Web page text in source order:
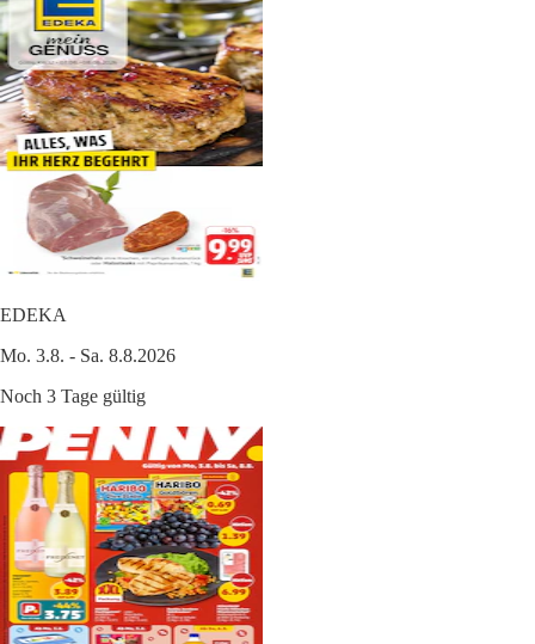
EDEKA
Mo. 3.8. - Sa. 8.8.2026
Noch 3 Tage gültig